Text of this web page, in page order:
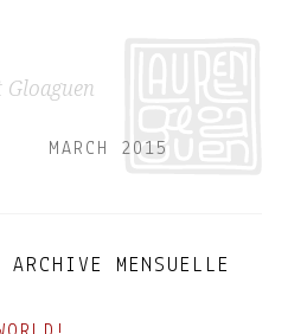
MARCH 2015
ARCHIVE MENSUELLE